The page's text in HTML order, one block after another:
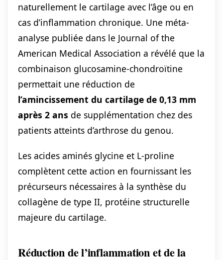
naturellement le cartilage avec l’âge ou en
cas d’inflammation chronique. Une méta-
analyse publiée dans le Journal of the
American Medical Association a révélé que la
combinaison glucosamine-chondroïtine
permettait une réduction de
l’amincissement du cartilage de 0,13 mm
après 2 ans de supplémentation chez des
patients atteints d’arthrose du genou.
Les acides aminés glycine et L-proline
complètent cette action en fournissant les
précurseurs nécessaires à la synthèse du
collagène de type II, protéine structurelle
majeure du cartilage.
Réduction de l’inflammation et de la